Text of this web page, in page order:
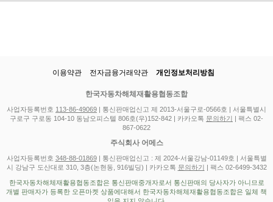
이용약관 전자금융거래약관 개인정보처리방침
한국자동차해체재활용협동조합
사업자등록번호 113-86-49069 | 통신판매업신고 제 2013-서울구로-0566호 | 서울특별시
구로구 구로동 104-10 동남오피스텔 806호(우)152-842 | 카카오톡 문의하기
| 팩스 02-
867-0622
주식회사 어메스
사업자등록번호 348-88-01869| 통신판매업신고 : 제 2024-서울강남-01149호 | 서울특별
시 강남구 도산대로 310, 3층(논현동, 916빌딩) | 카카오톡 문의하기 | 팩스 02-6499-3432
한국자동차해체재활용협동조합은 통신판매중개자로서 통신판매의 당사자가 아니므로
개별 판매자가 등록한 오픈마켓 상품에대해서 한국자동차해체재활용협동조합은 일체 책